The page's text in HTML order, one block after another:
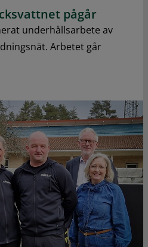
pågår
underhållsarbete av
Arbetet går